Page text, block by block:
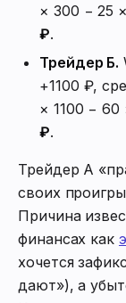
× 300 − 25
₽.
Трейдер Б.
+1100 ₽,
× 1100 −
₽.
Трейдер А
своих
Причина
финансах как
хочется
дают»), а